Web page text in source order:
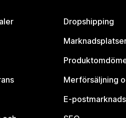
Dropshipping
Merförsäljning
E-